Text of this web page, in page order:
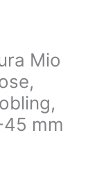
Mio
mm